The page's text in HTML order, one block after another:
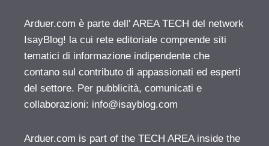
Arduer.com è parte dell' AREA TECH del network
IsayBlog! la cui rete editoriale comprende siti
tematici di informazione indipendente che
contano sul contributo di appassionati ed esperti
del settore. Per pubblicità, comunicati e
collaborazioni: info@isayblog.com
Arduer.com is part of the TECH AREA inside the